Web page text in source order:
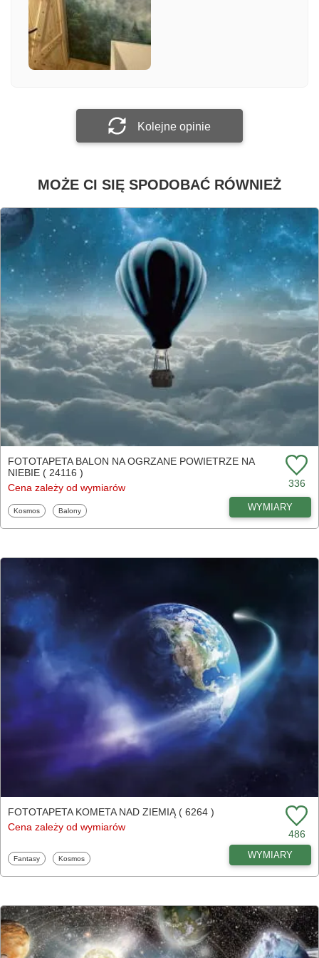
Załącz zdjęcie
Kolejne opinie
MOŻE CI SIĘ SPODOBAĆ RÓWNIEŻ
FOTOTAPETA BALON NA OGRZANE POWIETRZE NA
NIEBIE ( 24116 )
Cena zależy od wymiarów
336
Fototapety
Kosmos Fototapety
Balony WYMIARY
FOTOTAPETA KOMETA NAD ZIEMIĄ ( 6264 )
Cena zależy od wymiarów
486
Fototapety
Fantasy Fototapety
Kosmos WYMIARY